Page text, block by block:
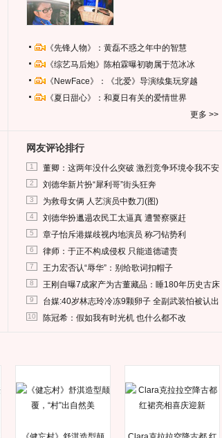
《先锋人物》：黄磊不惑之年中的智慧
《综艺马后炮》陈柏霖曝初吻属于范冰冰
《NewFace》：《北爱》导演续集玩穿越
《夏日甜心》：和夏日有关的爱情世界
更多 >>
网友评论排行
1 董卿：这两年没什么突破 激烈竞争环境令我不安
2 刘德华新片扮“犀利哥”街头狂奔
3 为救母女俩 人艺演员中数刀(图)
4 刘德华扮邋遢农民工太逼真 遭警察驱赶
5 章子怡斥港媒歧视内地演员 称刁钻势利
6 律师：于正不构成侵权 只能道德谴责
7 王力宏否认“辱华”：别给歌词扣帽子
8 王刚自曝7成家产为古董藏品：睡180年历史古床
9 台媒:40岁林志玲冷冻9颗卵子 全副武装怕被认出
10 陈冠希：假如我有时光机 也什么都不改